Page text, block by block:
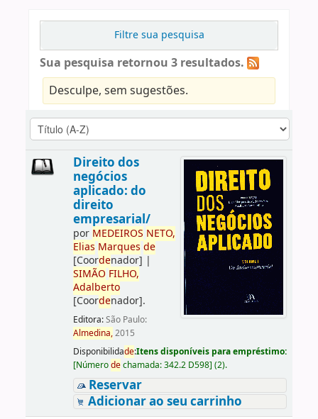
Filtre sua pesquisa
Sua pesquisa retornou 3 resultados.
Desculpe, sem sugestões.
Direito dos
negócios
aplicado: do
direito
empresarial/
por MEDEIROS NETO,
Elias Marques de
[Coordenador] |
SIMÃO FILHO,
Adalberto
[Coordenador].
Editora:São Paulo:
Almedina,2015
Disponibilidade:Itens disponíveis para empréstimo:
[Númerodechamada:342.2 D598] (2).
Reservar
Adicionar ao seu carrinho